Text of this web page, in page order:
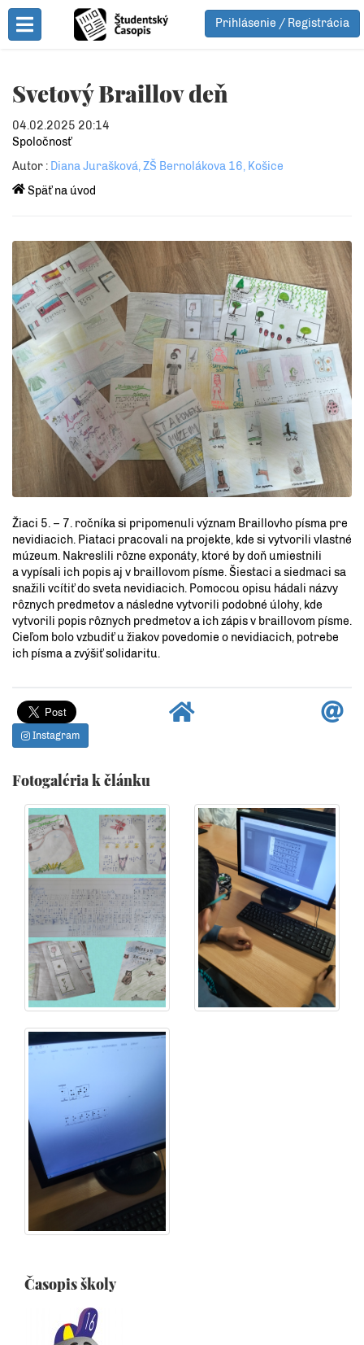
Toggle Menu
Prihlásenie / Registrácia
Svetový Braillov deň
04.02.2025 20:14
Spoločnosť
Autor : Diana Jurašková, ZŠ Bernolákova 16, Košice
Späť na úvod
Žiaci 5. – 7. ročníka si pripomenuli význam Braillovho písma pre
nevidiacich. Piataci pracovali na projekte, kde si vytvorili vlastné
múzeum. Nakreslili rôzne exponáty, ktoré by doň umiestnili
a vypísali ich popis aj v braillovom písme. Šiestaci a siedmaci sa
snažili vcítiť do sveta nevidiacich. Pomocou opisu hádali názvy
rôznych predmetov a následne vytvorili podobné úlohy, kde
vytvorili popis rôznych predmetov a ich zápis v braillovom písme.
Cieľom bolo vzbudiť u žiakov povedomie o nevidiacich, potrebe
ich písma a zvýšiť solidaritu.
Instagram
Fotogaléria k článku
Časopis školy